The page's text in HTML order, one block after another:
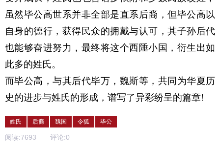
虽然毕公高世系并非全部是直系后裔，但毕公高以
自身的德行，获得民众的拥戴与认可，其子孙后代
也能够奋进努力，最终将这个西陲小国，衍生出如
此多的姓氏。
而毕公高，与其后代毕万，魏斯等，共同为华夏历
史的进步与姓氏的形成，谱写了异彩纷呈的篇章!
姓氏 后裔 魏国 令狐 毕公
阅读:7693 评论:0